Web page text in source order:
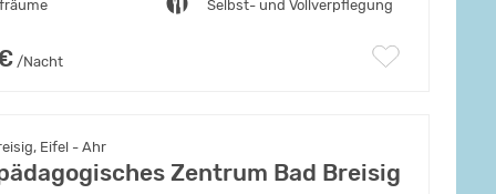
Selbst- und Vollverpflegung
/Nacht
Eifel - Ahr
Zentrum Bad Breisig